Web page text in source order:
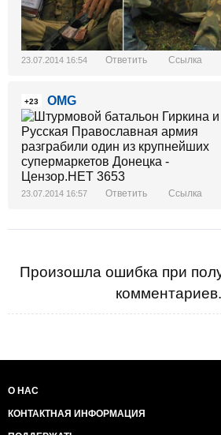
23.07.2014 16:54 Ответить Ссылка
+23 OMG
23.07.2014 16:57 Ответить Ссылка
Произошла ошибка при
комментариев.
О НАС
КОНТАКТНАЯ ИНФОРМАЦИЯ